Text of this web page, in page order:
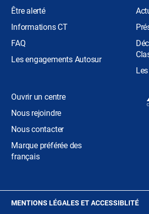
Être alerté
Informations CT
FAQ
Les engagements Autosur
Ouvrir un centre
Nous rejoindre
Nous contacter
Marque préférée des
français
MENTIONS LÉGALES ET ACCESSIBLITÉ